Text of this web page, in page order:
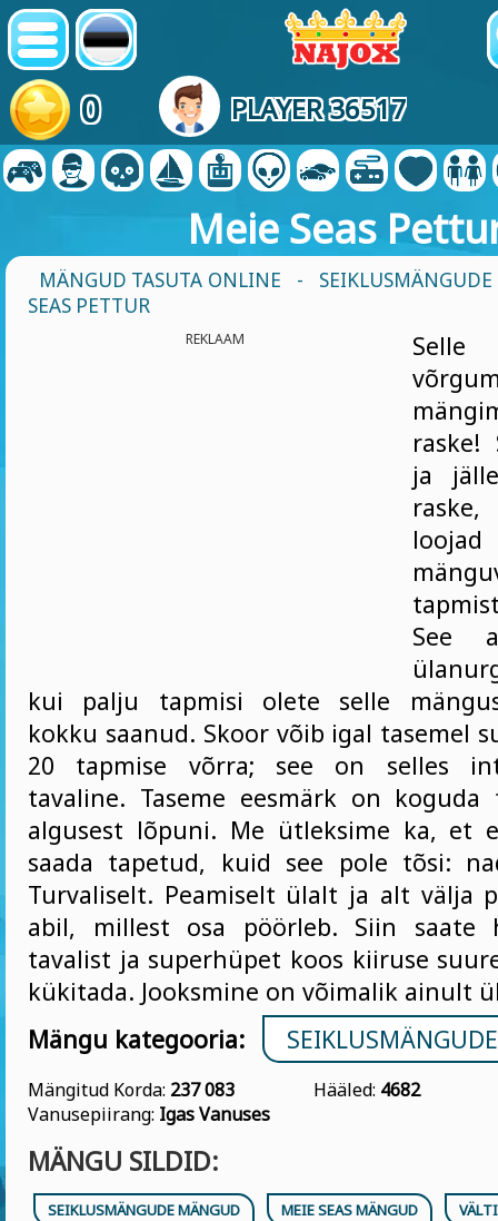
0 PLAYER 36517
Meie Seas
MÄNGUD TASUTA ONLINE -
SEAS PETTUR
REKLAAM
raske!
ja
See
kui palju tapmisi olete selle
kokku saanud. Skoor võib igal tasemel
20 tapmise võrra; see on selles
tavaline. Taseme eesmärk on
algusest lõpuni. Me ütleksime ka, et
saada tapetud, kuid see pole tõsi:
Turvaliselt. Peamiselt ülalt ja alt välja
abil, millest osa pöörleb. Siin saate
tavalist ja superhüpet koos kiiruse
kükitada. Jooksmine on võimalik ainult
Mängu kategooria:
Mängitud Korda: 237 083 Hääled: 4682
Vanusepiirang: Igas Vanuses
MÄNGU SILDID:
SEIKLUSMÄNGUDE MÄNGUD MEIE SEAS MÄNGUD